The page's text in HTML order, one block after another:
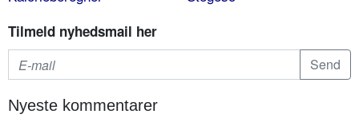
Tilmeld nyhedsmail her
Nyeste kommentarer